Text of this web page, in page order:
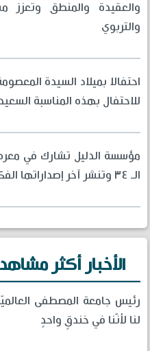
والعقيدة والمنطق وتعزز
والتربوي
احتفالا بميلاد السيدة
للاحتفال بهذه المناسبة
مؤسسة الدليل تشارك في
الـ ٣٤ وتنشر آخر إصداراتها الفكرية في العاصمة الإيرانية
الأخبار أكثر
رئيس جامعة المصطفى
لنا لأنّنا في خندقٍ واحدٍ